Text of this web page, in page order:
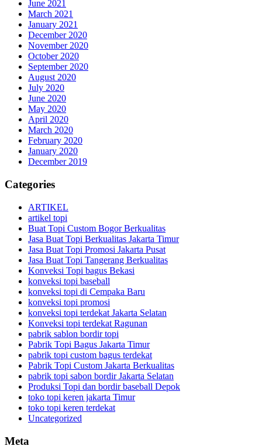
June 2021
March 2021
January 2021
December 2020
November 2020
October 2020
September 2020
August 2020
July 2020
June 2020
May 2020
April 2020
March 2020
February 2020
January 2020
December 2019
Categories
ARTIKEL
artikel topi
Buat Topi Custom Bogor Berkualitas
Jasa Buat Topi Berkualitas Jakarta Timur
Jasa Buat Topi Promosi Jakarta Pusat
Jasa Buat Topi Tangerang Berkualitas
Konveksi Topi bagus Bekasi
konveksi topi baseball
konveksi topi di Cempaka Baru
konveksi topi promosi
konveksi topi terdekat Jakarta Selatan
Konveksi topi terdekat Ragunan
pabrik sablon bordir topi
Pabrik Topi Bagus Jakarta Timur
pabrik topi custom bagus terdekat
Pabrik Topi Custom Jakarta Berkualitas
pabrik topi sabon bordir Jakarta Selatan
Produksi Topi dan bordir baseball Depok
toko topi keren jakarta Timur
toko topi keren terdekat
Uncategorized
Meta